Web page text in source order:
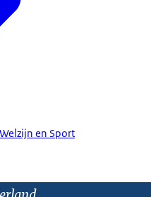
en Sport